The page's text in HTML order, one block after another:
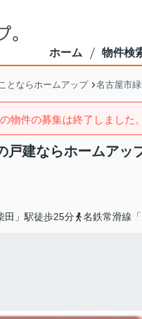
ホーム 物件検
とならホームアップ 名古屋市
物件の募集は終了しました。
戸建ならホームアッ
田」駅徒歩25分 名鉄常滑線